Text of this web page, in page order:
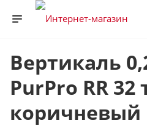
Вертикаль
PurPro RR 32
коричневый